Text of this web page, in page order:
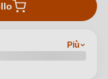
Più